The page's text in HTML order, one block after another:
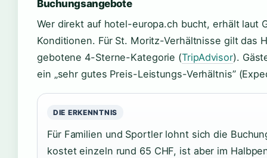
Buchungsangebote
Wer direkt auf hotel-europa.ch bucht, erhält laut
Konditionen. Für St. Moritz-Verhältnisse gilt das
gebotene 4-Sterne-Kategorie (TripAdvisor).
ein „sehr gutes Preis-Leistungs-Verhältnis”
DIE ERKENNTNIS
Für Familien und Sportler lohnt sich die
kostet einzeln rund 65 CHF, ist aber im